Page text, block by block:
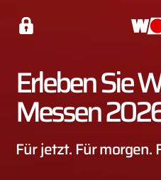
Erleben Sie
Messen
Für jetzt. Für morgen.